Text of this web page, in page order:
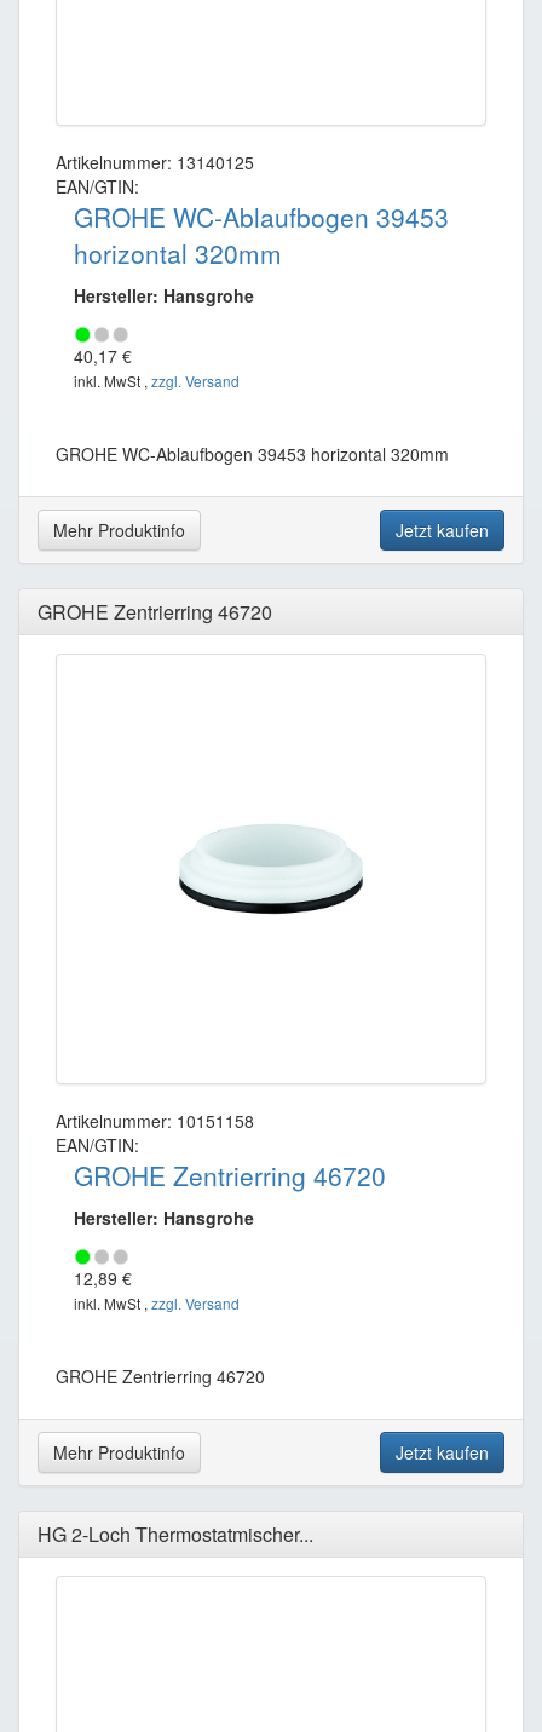
Artikelnummer: 13140125
EAN/GTIN:
GROHE WC-Ablaufbogen 39453
horizontal 320mm
Hersteller: Hansgrohe
40,17 €
inkl. MwSt , zzgl. Versand
GROHE WC-Ablaufbogen 39453 horizontal 320mm
Mehr Produktinfo Jetzt kaufen
GROHE Zentrierring 46720
Artikelnummer: 10151158
EAN/GTIN:
GROHE Zentrierring 46720
Hersteller: Hansgrohe
12,89 €
inkl. MwSt , zzgl. Versand
GROHE Zentrierring 46720
Mehr Produktinfo Jetzt kaufen
HG 2-Loch Thermostatmischer...